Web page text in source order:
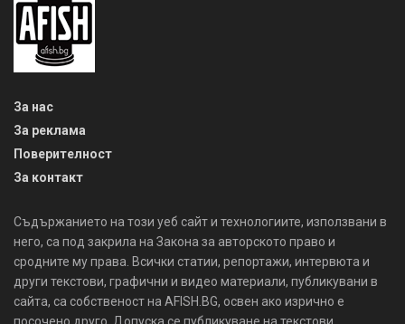
За нас
За реклама
Поверителност
За контакт
Съдържанието на този уеб сайт и технологиите, използвани в
него, са под закрила на Закона за авторското право и
сродните му права. Всички статии, репортажи, интервюта и
други текстови, графични и видео материали, публикувани в
сайта, са собственост на AFISH.BG, освен ако изрично е
посочено друго. Допуска се публикуване на текстови